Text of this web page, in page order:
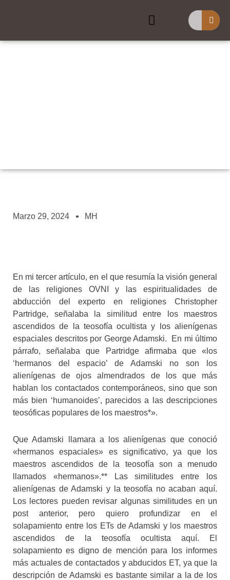
Buscar
Marzo 29, 2024 MH
En mi tercer artículo, en el que resumía la visión general
de las religiones OVNI y las espiritualidades de
abducción del experto en religiones Christopher
Partridge, señalaba la similitud entre los maestros
ascendidos de la teosofía ocultista y los alienígenas
espaciales descritos por George Adamski. En mi último
párrafo, señalaba que Partridge afirmaba que «los
‘hermanos del espacio’ de Adamski no son los
alienígenas de ojos almendrados de los que más
hablan los contactados contemporáneos, sino que son
más bien ‘humanoides’, parecidos a las descripciones
teosóficas populares de los maestros*».
Que Adamski llamara a los alienígenas que conoció
«hermanos espaciales» es significativo, ya que los
maestros ascendidos de la teosofía son a menudo
llamados «hermanos».** Las similitudes entre los
alienígenas de Adamski y la teosofía no acaban aquí.
Los lectores pueden revisar algunas similitudes en un
post anterior, pero quiero profundizar en el
solapamiento entre los ETs de Adamski y los maestros
ascendidos de la teosofía ocultista aquí. El
solapamiento es digno de mención para los informes
más actuales de contactados y abducidos ET, ya que la
descripción de Adamski es bastante similar a la de los